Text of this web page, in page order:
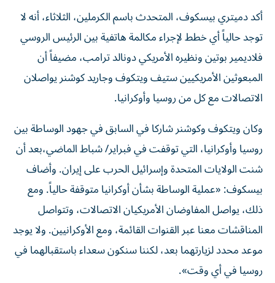
أكد دميتري بيسكوف، المتحدث باسم الكرملين، الثلاثاء، أنه لا
توجد حالياً أي خطط لإجراء مكالمة هاتفية بين الرئيس الروسي
فلاديمير بوتين ونظيره الأمريكي دونالد ترامب، مضيفاً أن
المبعوثين الأمريكيين ستيف ويتكوف وجاريد كوشنر يواصلان
الاتصالات مع كل من روسيا وأوكرانيا.
وكان ويتكوف وكوشنر شاركا في السابق في جهود الوساطة بين
روسيا وأوكرانيا، التي توقفت في فبراير/ شباط الماضي،بعد أن
شنت الولايات المتحدة وإسرائيل الحرب على إيران. وأضاف
بيسكوف: «عملية الوساطة بشأن أوكرانيا متوقفة حالياً. ومع
ذلك، يواصل المفاوضان الأمريكيان الاتصالات، وتتواصل
المناقشات معنا عبر القنوات القائمة، ومع الأوكرانيين. ولا يوجد
موعد محدد لزيارتهما بعد، لكننا سنكون سعداء باستقبالهما في
روسيا في أي وقت».